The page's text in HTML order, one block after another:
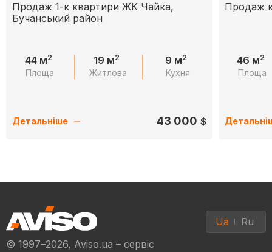
Продаж 1-к квартири ЖК Чайка,
Бучанський район
44 м2
Площа
19 м2
Житлова
9 м2
Кухня
Детальніше 43 000 $
Продаж
46 м2
Площа
© 1997–2026, Aviso.ua – сервіс
Ua Ru